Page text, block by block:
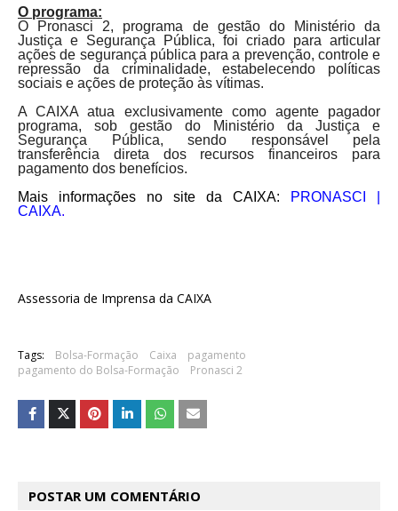
O programa:
O Pronasci 2, programa de gestão do Ministério da
Justiça e Segurança Pública, foi criado para articular
ações de segurança pública para a prevenção, controle e
repressão da criminalidade, estabelecendo políticas
sociais e ações de proteção às vítimas.
A CAIXA atua exclusivamente como agente pagador
programa, sob gestão do Ministério da Justiça e
Segurança Pública, sendo responsável pela
transferência direta dos recursos financeiros para
pagamento dos benefícios.
Mais informações no site da CAIXA:
PRONASCI |
CAIXA.
Assessoria de Imprensa da CAIXA
Tags: Bolsa-Formação Caixa
pagamento
pagamento do Bolsa-Formação
Pronasci 2
POSTAR UM COMENTÁRIO